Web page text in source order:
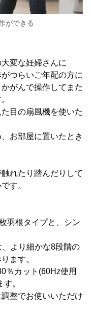
ができる
変な妊婦さんに
つらいご年配の方に
がんで操作してまた
目の扇風機を使いた
お部屋に置いたとき
れたり踏んだりして
す。
羽根タイプと、シン
より細かな8段階の
ます。
％カット(60Hz使用
。
整でお使いいただけ